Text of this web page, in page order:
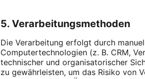
5. Verarbeitungsmethoden
Die Verarbeitung erfolgt durch
Computertechnologien (z. B. CRM,
technischer und organisatorischer
zu gewährleisten, um das Risiko von